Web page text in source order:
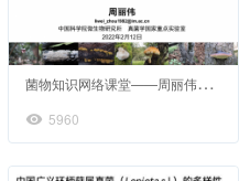
菌
物知识网络课堂——周丽伟：锈革孔菌目真菌研究进展及真菌命名法规之个人体验版
5960